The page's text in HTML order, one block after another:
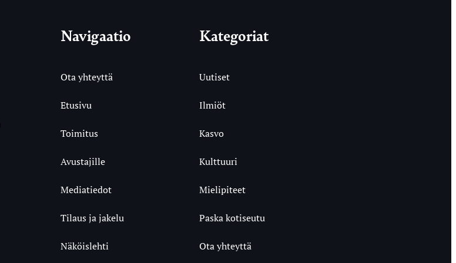
Navigaatio
Ota yhteyttä
Etusivu
Toimitus
Avustajille
Mediatiedot
Tilaus ja jakelu
Näköislehti
Kategoriat
Uutiset
Ilmiöt
Kasvo
Kulttuuri
Mielipiteet
Paska kotiseutu
Ota yhteyttä